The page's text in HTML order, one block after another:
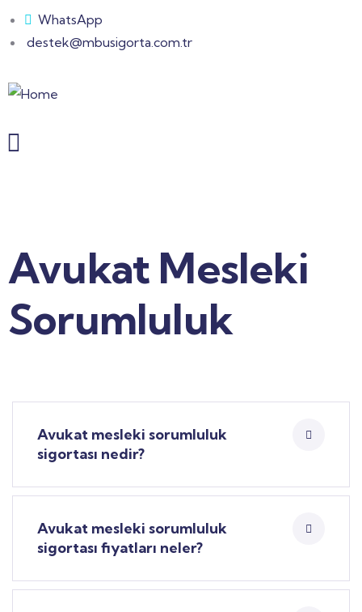
WhatsApp
destek@mbusigorta.com.tr
Avukat Mesleki
Sorumluluk
Avukat mesleki sorumluluk
sigortası nedir?
Avukat mesleki sorumluluk
sigortası fiyatları neler?